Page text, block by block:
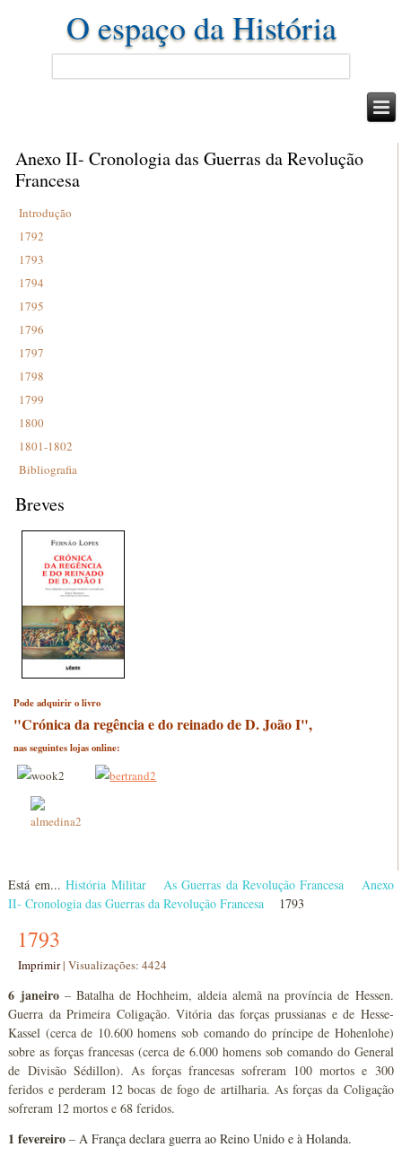
O espaço da História
Anexo II- Cronologia das Guerras da Revolução
Francesa
Introdução
1792
1793
1794
1795
1796
1797
1798
1799
1800
1801-1802
Bibliografia
Breves
Pode adquirir o livro
"Crónica da regência e do reinado de D. João I",
nas seguintes lojas online:
Está em...História Militar As Guerras da Revolução Francesa
Anexo
II- Cronologia das Guerras da Revolução Francesa
1793
1793
Imprimir|Visualizações: 4424
6 janeiro– Batalha de Hochheim, aldeia alemã na província de Hessen.
Guerra da Primeira Coligação. Vitória das forças prussianas e de Hesse-
Kassel (cerca de 10.600 homens sob comando do príncipe de Hohenlohe)
sobre as forças francesas (cerca de 6.000 homens sob comando do General
de Divisão Sédillon). As forças francesas sofreram 100 mortos e 300
feridos e perderam 12 bocas de fogo de artilharia. As forças da Coligação
sofreram 12 mortos e 68 feridos.
1 fevereiro – A França declara guerra ao Reino Unido e à Holanda.